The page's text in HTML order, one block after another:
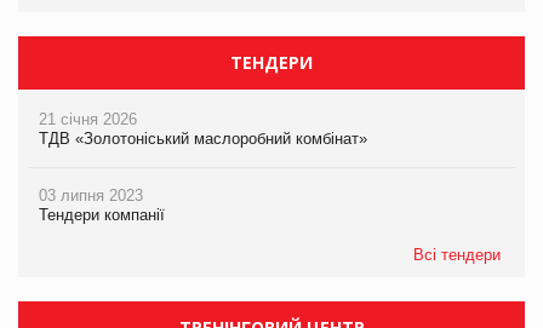
ТЕНДЕРИ
21 січня 2026
ТДВ «Золотоніський маслоробний комбінат»
03 липня 2023
Тендери компанії
Всі тендери